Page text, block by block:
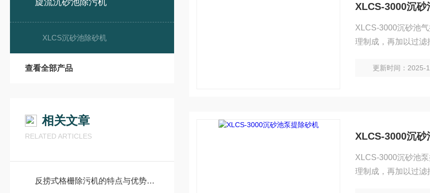
旋流沉砂池除污机
XLCS沉砂池除砂机
查看全部产品
相关文章
RELATED ARTICLES
反捞式格栅除污机的特点与优势有哪些？
XLCS-3000沉砂
XLCS-3000沉砂池
理制成，再加以过
的作用下，使密度
更新时间：2025-
XLCS-3000沉砂
XLCS-3000沉砂池
理制成，再加以过